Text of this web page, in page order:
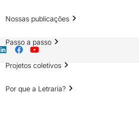
Nossas publicações
Passo a passo
Projetos coletivos
Por que a Letraria?